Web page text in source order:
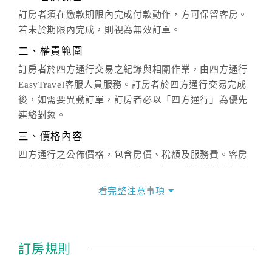
訂房者須在繳款期限內完成付款動作，方可保留客房。
若未於期限內完成，則視為無效訂單。
二、權責範圍
訂房者於四方通行交易之紀錄與相關作業，由四方通行
EasyTravel客服人員服務。訂房者於四方通行交易完成
後，如需要異動訂單，訂房者必以「四方通行」為優先
連絡對象。
三、價格內容
四方通行之公佈價格，包含房價、稅額及服務費。客房
價」之當日價格為標準。
話方式異動訂單。
看完整注意事項
訂房規則